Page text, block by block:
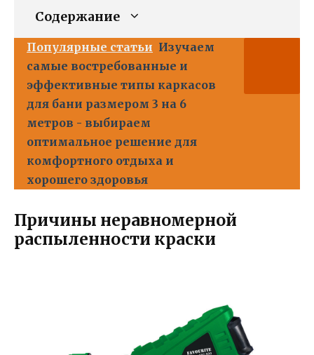
Содержание
Популярные статьи Изучаем
самые востребованные и
эффективные типы каркасов
для бани размером 3 на 6
метров - выбираем
оптимальное решение для
комфортного отдыха и
хорошего здоровья
Причины неравномерной
распыленности краски